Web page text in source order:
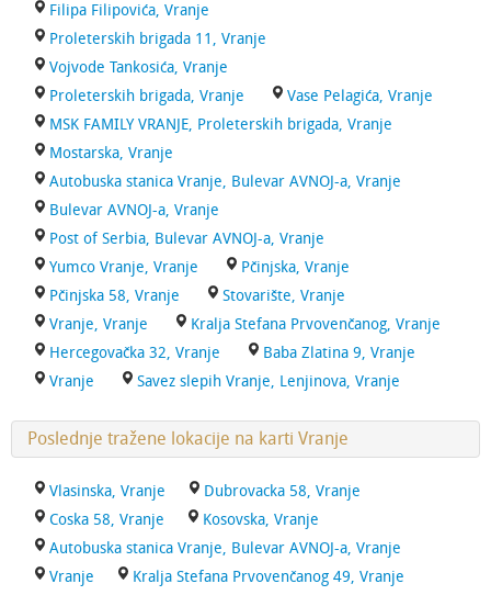
Filipa Filipovića, Vranje
Proleterskih brigada 11, Vranje
Vojvode Tankosića, Vranje
Proleterskih brigada, Vranje
Vase Pelagića, Vranje
MSK FAMILY VRANJE, Proleterskih brigada, Vranje
Mostarska, Vranje
Autobuska stanica Vranje, Bulevar AVNOJ-a, Vranje
Bulevar AVNOJ-a, Vranje
Post of Serbia, Bulevar AVNOJ-a, Vranje
Yumco Vranje, Vranje
Pčinjska, Vranje
Pčinjska 58, Vranje
Stovarište, Vranje
Vranje, Vranje
Kralja Stefana Prvovenčanog, Vranje
Hercegovačka 32, Vranje
Baba Zlatina 9, Vranje
Vranje
Savez slepih Vranje, Lenjinova, Vranje
Poslednje tražene lokacije na karti Vranje
Vlasinska, Vranje
Dubrovacka 58, Vranje
Coska 58, Vranje
Kosovska, Vranje
Autobuska stanica Vranje, Bulevar AVNOJ-a, Vranje
Vranje
Kralja Stefana Prvovenčanog 49, Vranje